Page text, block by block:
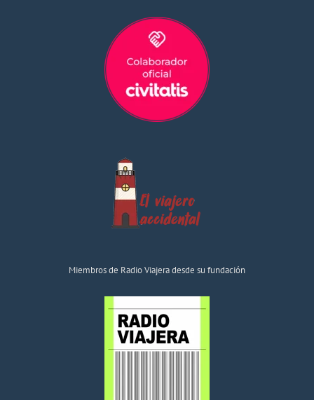
Miembros de Radio Viajera desde su fundación